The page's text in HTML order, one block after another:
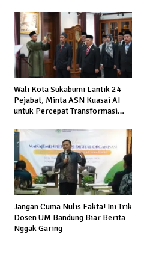
Wali Kota Sukabumi Lantik 24
Pejabat, Minta ASN Kuasai AI
untuk Percepat Transformasi
Jangan Cuma Nulis Fakta! Ini Trik
Dosen UM Bandung Biar Berita
Nggak Garing